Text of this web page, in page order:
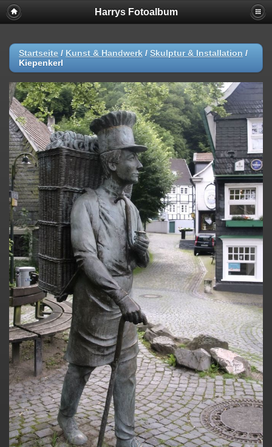
Harrys Fotoalbum
Startseite / Kunst & Handwerk / Skulptur & Installation /
Kiepenkerl